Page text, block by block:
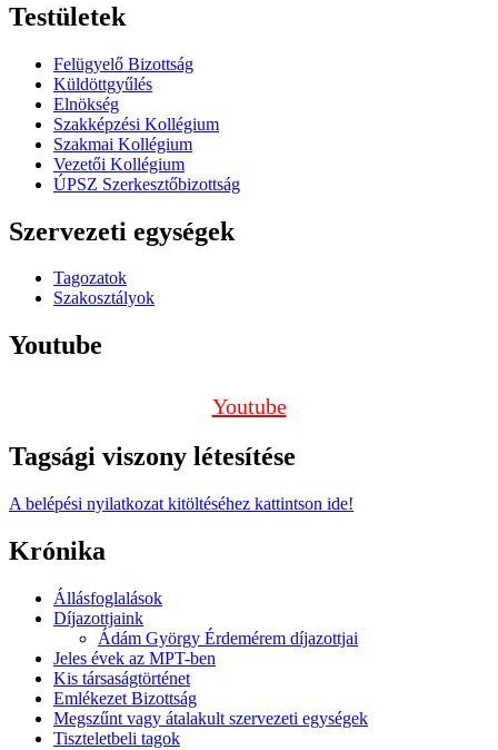
Testületek
Felügyelő Bizottság
Küldöttgyűlés
Elnökség
Szakképzési Kollégium
Szakmai Kollégium
Vezetői Kollégium
ÚPSZ Szerkesztőbizottság
Szervezeti egységek
Tagozatok
Szakosztályok
Youtube
Youtube
Tagsági viszony létesítése
A belépési nyilatkozat kitöltéséhez kattintson ide!
Krónika
Állásfoglalások
Díjazottjaink
Ádám György Érdemérem díjazottjai
Jeles évek az MPT-ben
Kis társaságtörténet
Emlékezet Bizottság
Megszűnt vagy átalakult szervezeti egységek
Tiszteletbeli tagok